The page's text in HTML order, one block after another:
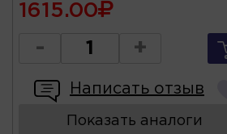
1615.00
- +
Написать отзыв
Показать аналоги